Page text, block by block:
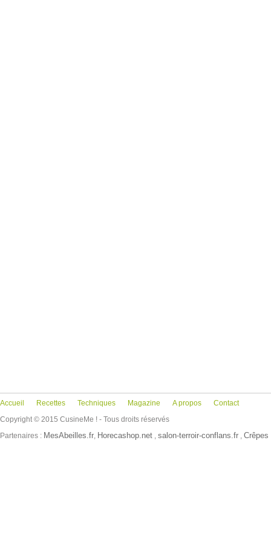
Accueil Recettes Techniques Magazine A propos
Contact
Copyright © 2015 CusineMe ! - Tous droits réservés
Partenaires : MesAbeilles.fr, Horecashop.net , salon-terroir-conflans.fr ,